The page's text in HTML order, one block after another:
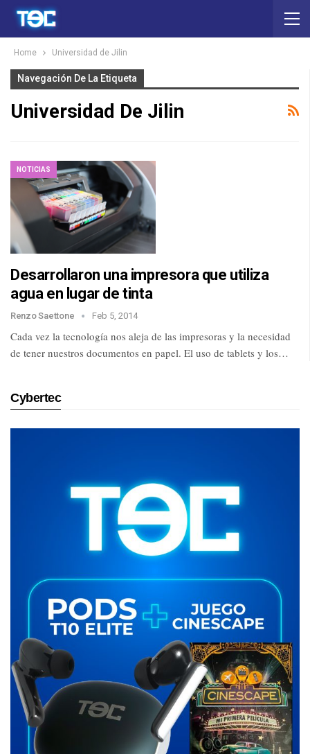
Home Universidad de Jilin
Navegación De La Etiqueta
Universidad De Jilin
NOTICIAS
Desarrollaron una impresora que utiliza
agua en lugar de tinta
Renzo Saettone Feb 5, 2014
Cada vez la tecnología nos aleja de las impresoras y la necesidad
de tener nuestros documentos en papel. El uso de tablets y los…
Cybertec